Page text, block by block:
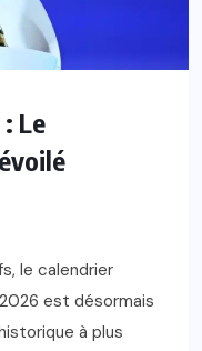
Le
le calendrier
est désormais
à plus